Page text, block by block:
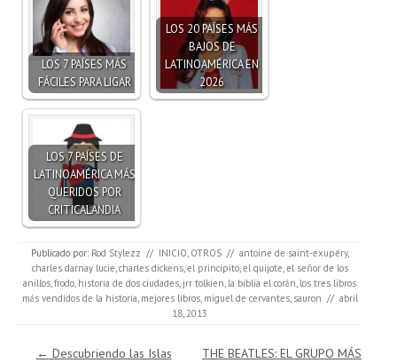
LOS 7 PAÍSES MÁS
FÁCILES PARA LIGAR
LOS 20 PAÍSES MÁS
BAJOS DE
LATINOAMÉRICA EN
2026
LOS 7 PAÍSES DE
LATINOAMÉRICA MÁS
QUERIDOS POR
CRITICALANDIA
Publicado por: Rod Stylezz // INICIO OTROS // antoine de saint-exupéry,
charles darnay lucie charles dickens, el principito, el quijote el señor de los
anillos frodo historia de dos ciudades jrr tolkien la biblia el corán los tres libros
más vendidos de la historia mejores libros, miguel de cervantes, sauron // abril
18, 2013
Navegación de entradas
← Descubriendo las Islas
THE BEATLES: EL GRUPO MÁS